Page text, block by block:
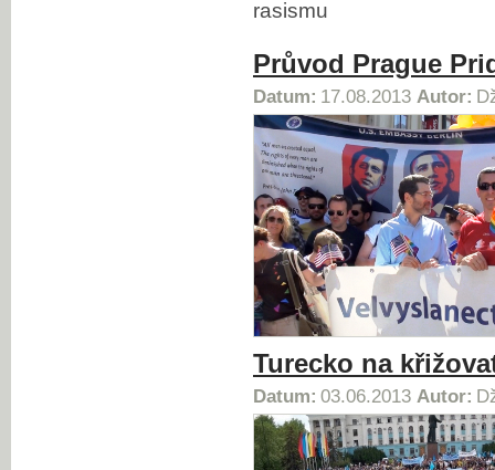
rasismu
Průvod Prague
Datum: 17.08.2013 Autor:
Turecko na
Datum: 03.06.2013 Autor: